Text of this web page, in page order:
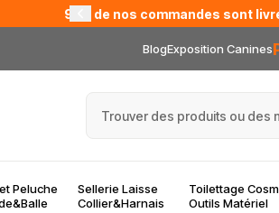
95% de nos commandes sont
BlogExposition Canines
Peluche
Sellerie Laisse
Collier&Harnais
Toilettage
Outils Matériel